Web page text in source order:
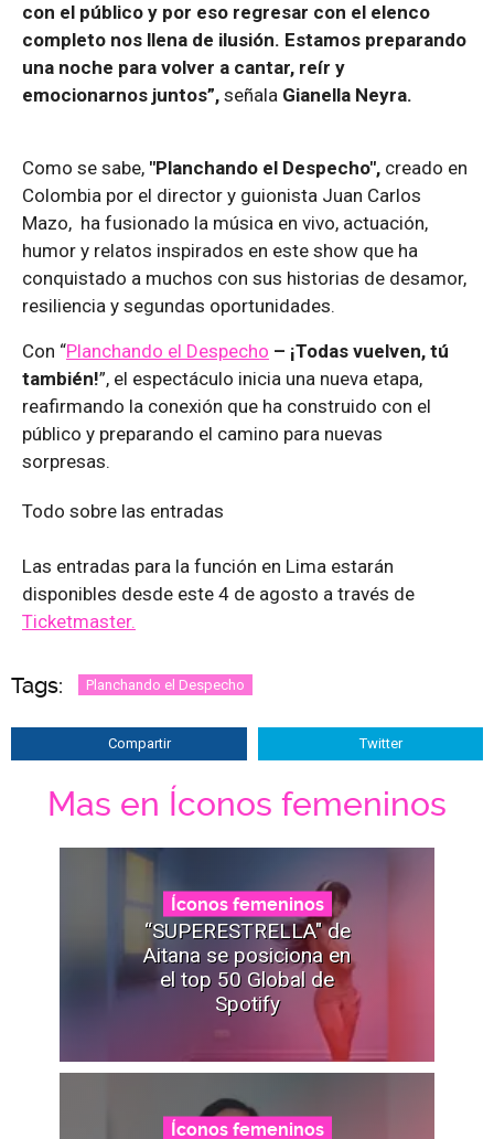
con el público y por eso regresar con el elenco
completo nos llena de ilusión. Estamos preparando
una noche para volver a cantar, reír y
emocionarnos juntos”, señala Gianella Neyra.
Como se sabe, "Planchando el Despecho", creado en
Colombia por el director y guionista Juan Carlos
Mazo, ha fusionado la música en vivo, actuación,
humor y relatos inspirados en este show que ha
conquistado a muchos con sus historias de desamor,
resiliencia y segundas oportunidades.
Con “Planchando el Despecho – ¡Todas vuelven, tú
también!”, el espectáculo inicia una nueva etapa,
reafirmando la conexión que ha construido con el
público y preparando el camino para nuevas
sorpresas.
Todo sobre las entradas
Las entradas para la función en Lima estarán
disponibles desde este 4 de agosto a través de
Ticketmaster.
Tags: Planchando el Despecho
Compartir Twitter
Mas en Íconos femeninos
Íconos femeninos
“SUPERESTRELLA" de
Aitana se posiciona en
el top 50 Global de
Spotify
Íconos femeninos